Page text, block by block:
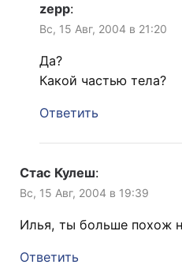
zepp:
Вс, 15 Авг, 2004 в 21:20
Да?
Какой частью тела?
Ответить
Стас Кулеш:
Вс, 15 Авг, 2004 в 19:39
Илья, ты больше похож
Ответить